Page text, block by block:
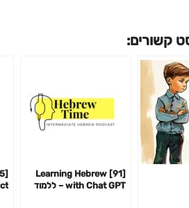
קשורים:
[91] Learning Hebrew
with Chat GPT – ללמוד